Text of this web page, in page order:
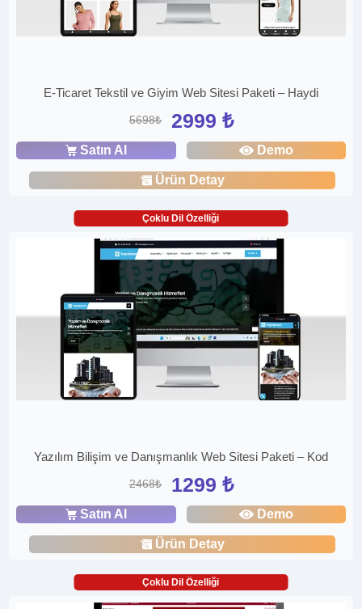
E-Ticaret Tekstil ve Giyim Web Sitesi Paketi – Haydi
5698₺ 2999 ₺
Satın Al Demo
Ürün Detay
Çoklu Dil Özelliği
Yazılım Bilişim ve Danışmanlık Web Sitesi Paketi – Kod
2468₺ 1299 ₺
Satın Al Demo
Ürün Detay
Çoklu Dil Özelliği